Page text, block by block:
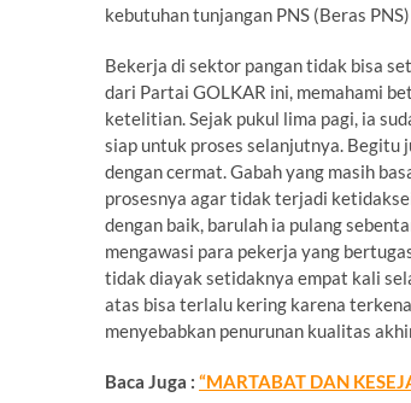
kebutuhan tunjangan PNS (Beras
Bekerja di sektor pangan tidak bisa
dari Partai GOLKAR ini, memahami
ketelitian. Sejak pukul lima pagi, ia
siap untuk proses selanjutnya. Begitu
dengan cermat. Gabah yang masih
prosesnya agar tidak terjadi
dengan baik, barulah ia pulang
mengawasi para pekerja yang
tidak diayak setidaknya empat kali
atas bisa terlalu kering karena
menyebabkan penurunan kualitas
Baca Juga : “MARTABAT DAN